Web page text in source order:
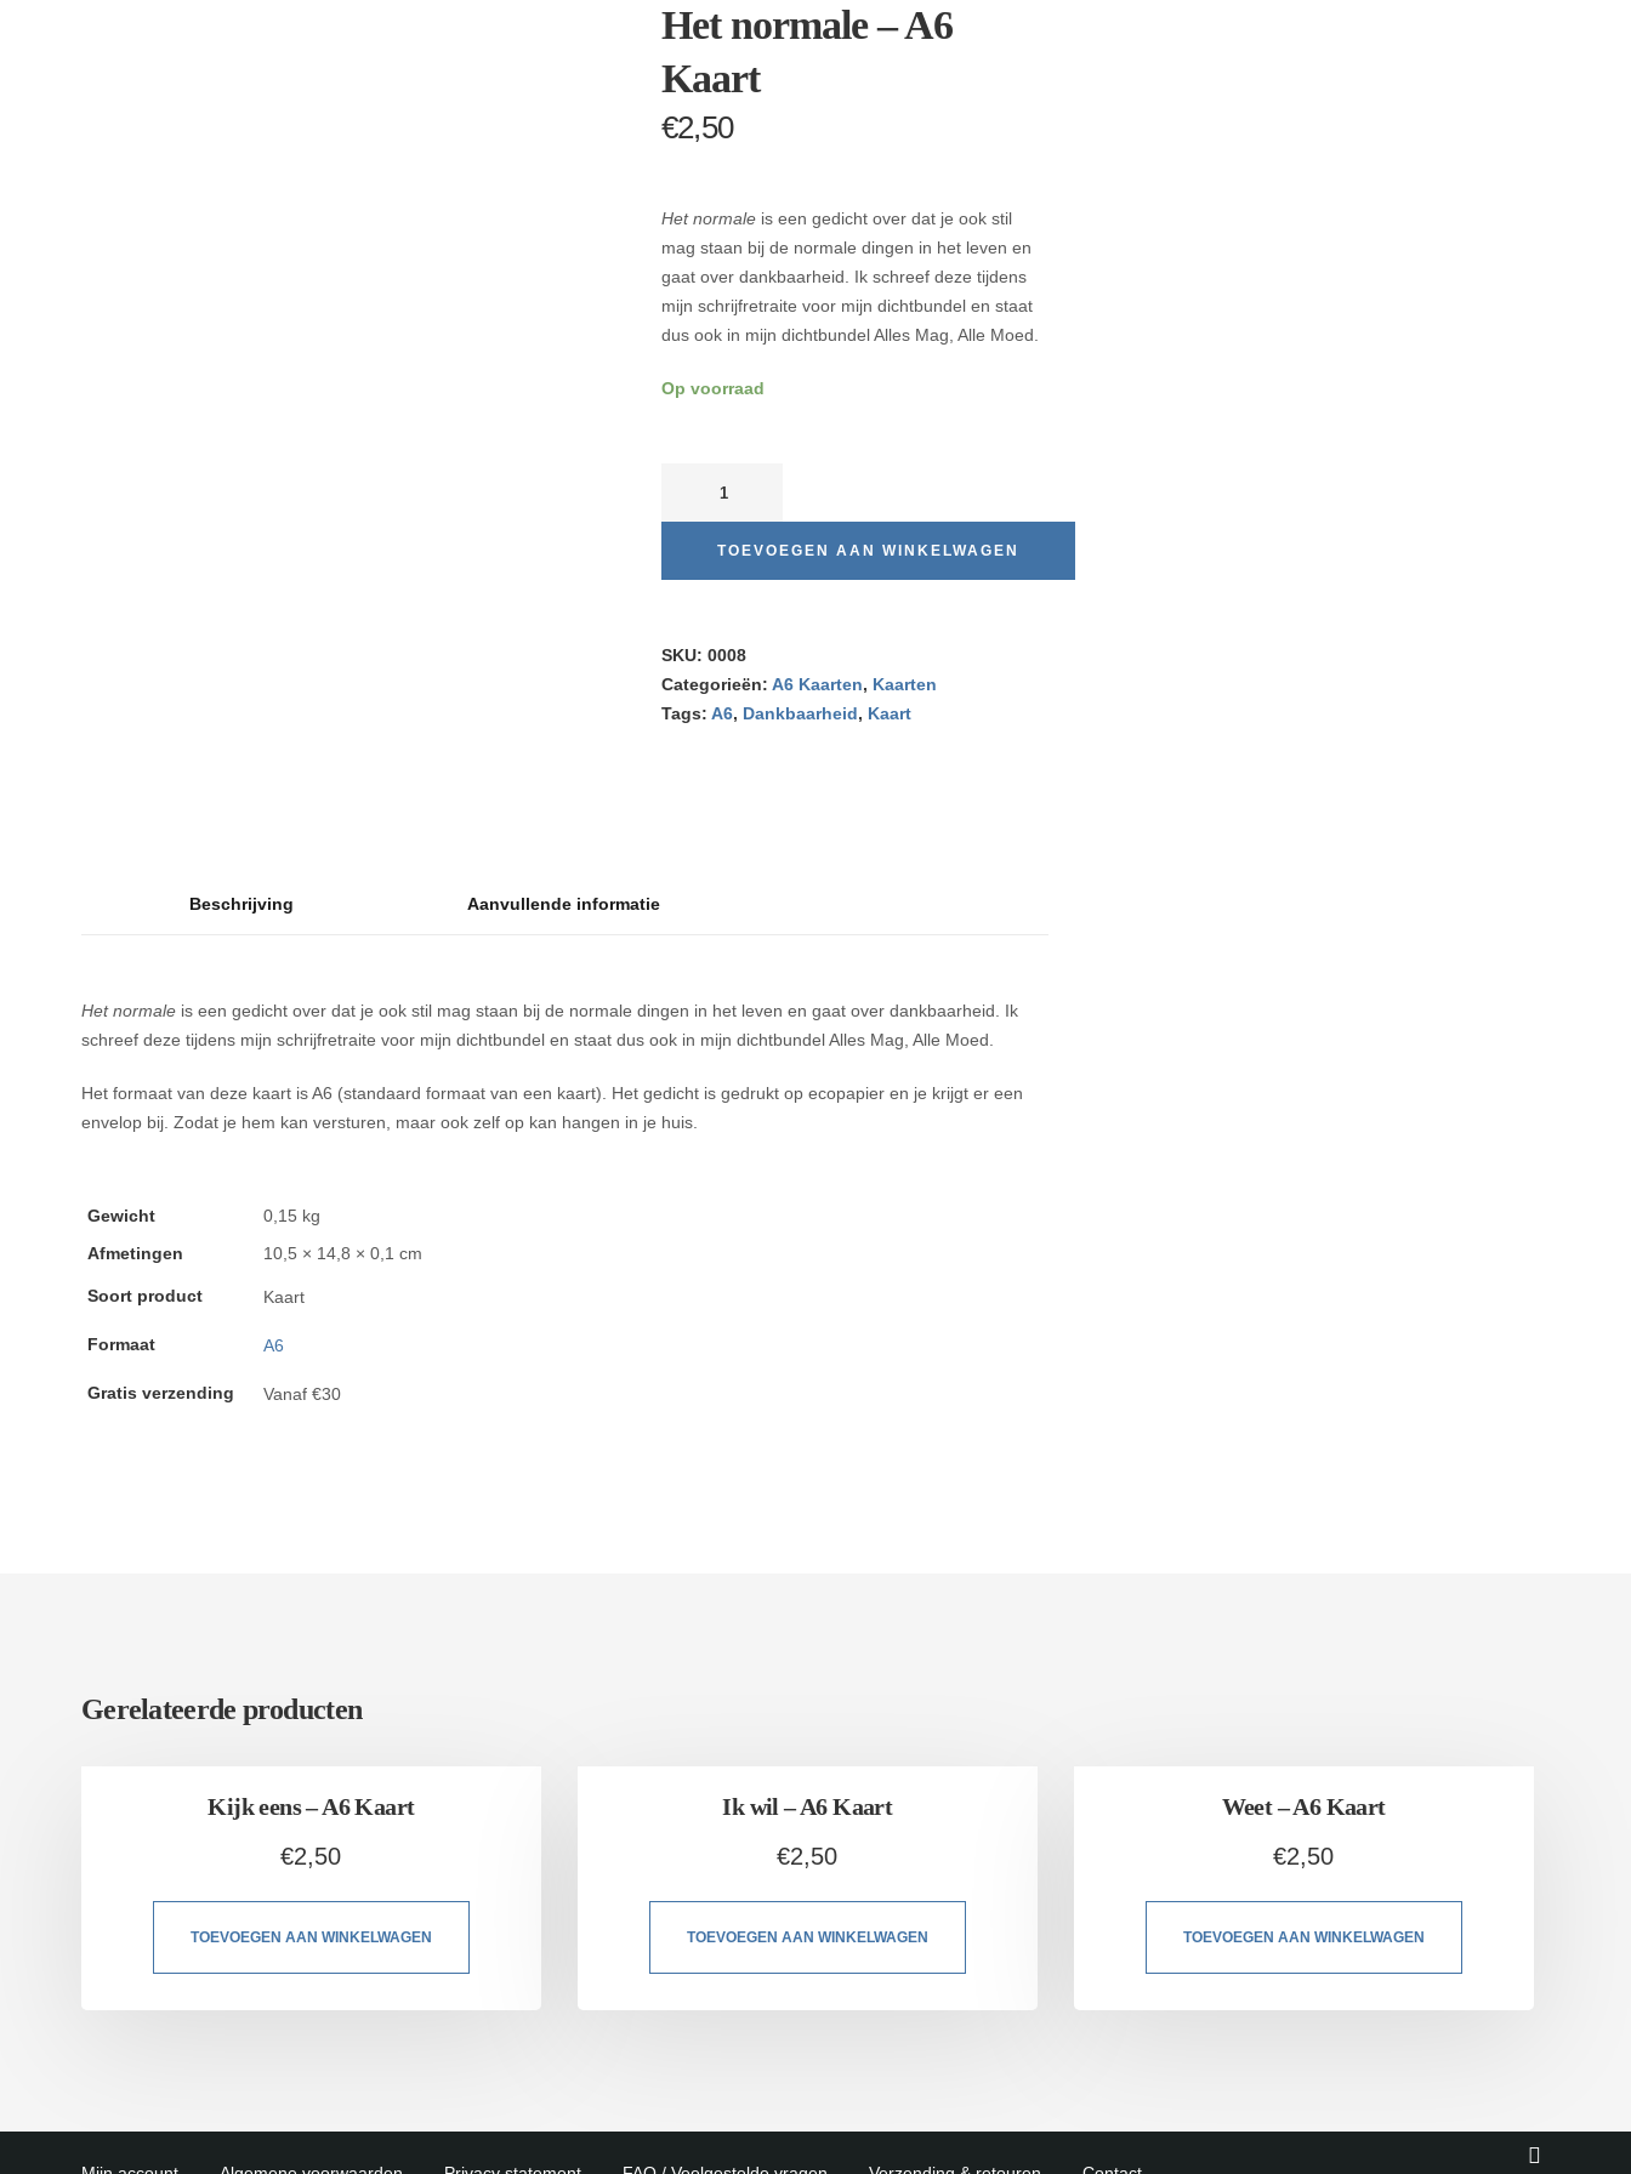
Het normale – A6
Kaart
€2,50
Het normale is een gedicht over dat je ook stil
mag staan bij de normale dingen in het leven en
gaat over dankbaarheid. Ik schreef deze tijdens
mijn schrijfretraite voor mijn dichtbundel en staat
dus ook in mijn dichtbundel Alles Mag, Alle Moed.
Op voorraad
TOEVOEGEN AAN WINKELWAGEN
SKU: 0008
Categorieën: A6 Kaarten, Kaarten
Tags: A6, Dankbaarheid, Kaart
Beschrijving Aanvullende informatie
Het normale is een gedicht over dat je ook stil mag staan bij de normale dingen in het leven en gaat over dankbaarheid. Ik
schreef deze tijdens mijn schrijfretraite voor mijn dichtbundel en staat dus ook in mijn dichtbundel Alles Mag, Alle Moed.
Het formaat van deze kaart is A6 (standaard formaat van een kaart). Het gedicht is gedrukt op ecopapier en je krijgt er een
envelop bij. Zodat je hem kan versturen, maar ook zelf op kan hangen in je huis.
Gewicht
0,15 kg
Afmetingen
10,5 × 14,8 × 0,1 cm
Soort product Kaart
Formaat A6
Gratis verzending Vanaf €30
Gerelateerde producten
Kijk eens – A6 Kaart
€2,50
TOEVOEGEN AAN WINKELWAGEN
Ik wil – A6 Kaart
€2,50
TOEVOEGEN AAN WINKELWAGEN
Weet – A6 Kaart
€2,50
TOEVOEGEN AAN WINKELWAGEN